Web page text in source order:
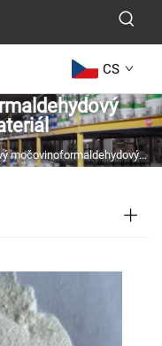
CS
pryskyřičný materiál